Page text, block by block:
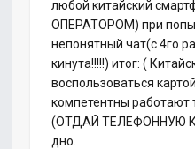
любой китайский
ОПЕРАТОРОМ) при
непонятный чат(с 4го
кинута!!!!!) итог: (
воспользоваться
компетентны работают
(ОТДАЙ ТЕЛЕФОННУЮ
дно.